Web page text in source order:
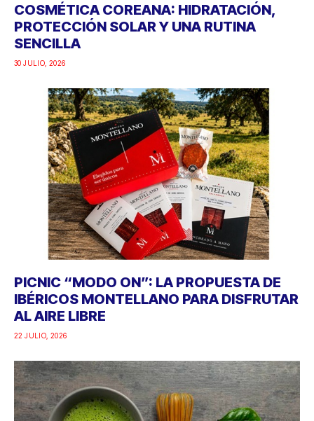
COSMÉTICA COREANA: HIDRATACIÓN,
PROTECCIÓN SOLAR Y UNA RUTINA
SENCILLA
30 JULIO, 2026
PICNIC “MODO ON”: LA PROPUESTA DE
IBÉRICOS MONTELLANO PARA DISFRUTAR
AL AIRE LIBRE
22 JULIO, 2026